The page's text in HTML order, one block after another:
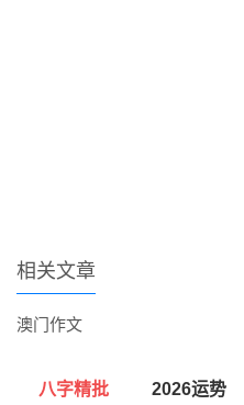
相关文章
澳门作文
八字精批 2026运势